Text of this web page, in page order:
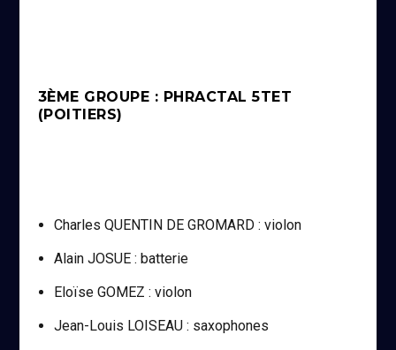
3ÈME GROUPE : PHRACTAL 5TET
(POITIERS)
Charles QUENTIN DE GROMARD : violon
Alain JOSUE : batterie
Eloïse GOMEZ : violon
Jean-Louis LOISEAU : saxophones